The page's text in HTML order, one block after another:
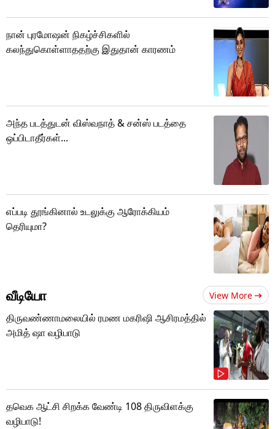
நான் புரமோஷன் நிகழ்ச்சிகளில்
கலந்துகொள்ளாததற்கு இதுதான் காரணம்
அந்த படத்துடன் விஸ்வநாத் & சன்ஸ் படத்தை
ஒப்பிடாதீர்கள்...
எப்படி தூங்கினால் உடலுக்கு ஆரோக்கியம்
தெரியுமா?
வீடியோ View More
திருவண்ணாமலையில் ரமண மகரிஷி ஆசிரமத்தில்
அமித் ஷா வழிபாடு
தவெக ஆட்சி சிறக்க வேண்டி 108 திருவிளக்கு
வழிபாடு!